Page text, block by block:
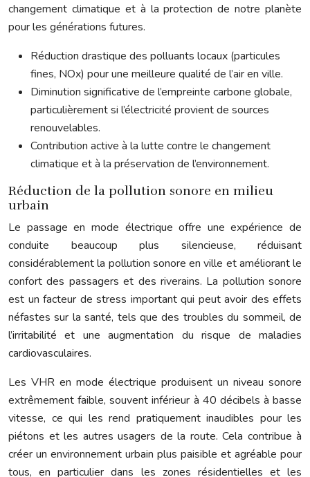
changement climatique et à la protection de notre planète
pour les générations futures.
Réduction drastique des polluants locaux (particules
fines, NOx) pour une meilleure qualité de l’air en ville.
Diminution significative de l’empreinte carbone globale,
particulièrement si l’électricité provient de sources
renouvelables.
Contribution active à la lutte contre le changement
climatique et à la préservation de l’environnement.
Réduction de la pollution sonore en milieu
urbain
Le passage en mode électrique offre une expérience de
conduite beaucoup plus silencieuse, réduisant
considérablement la pollution sonore en ville et améliorant le
confort des passagers et des riverains. La pollution sonore
est un facteur de stress important qui peut avoir des effets
néfastes sur la santé, tels que des troubles du sommeil, de
l’irritabilité et une augmentation du risque de maladies
cardiovasculaires.
Les VHR en mode électrique produisent un niveau sonore
extrêmement faible, souvent inférieur à 40 décibels à basse
vitesse, ce qui les rend pratiquement inaudibles pour les
piétons et les autres usagers de la route. Cela contribue à
créer un environnement urbain plus paisible et agréable pour
tous, en particulier dans les zones résidentielles et les